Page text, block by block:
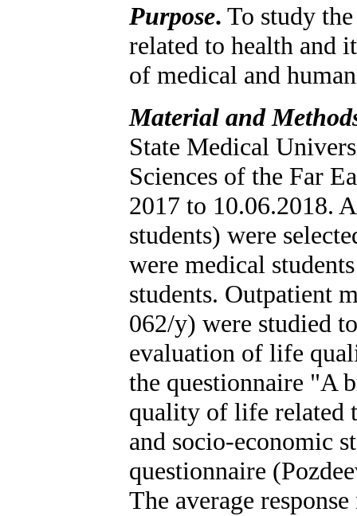
Purpose. To study
related to health and
of medical and
Material and
State Medical
Sciences of the Far
2017 to 10.06.2018.
students) were
were medical
students. Outpatient
062/y) were studied
evaluation of life
the questionnaire "A
quality of life related
and socio-economic
questionnaire
The average